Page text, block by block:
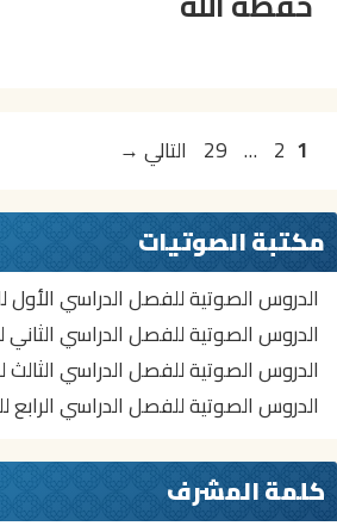
تصفّح
Page
1
Page
2
…
Page
29 التالي →
مكتبة الصوتيات
الدروس الصوتية للفصل الدراسي الأول
الدروس الصوتية للفصل الدراسي الثاني
الدروس الصوتية للفصل الدراسي الثالث
الدروس الصوتية للفصل الدراسي الرابع
كلمة المشرف